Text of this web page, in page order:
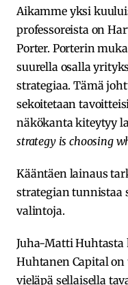
Aikamme yksi
professoreista on
Porter. Porterin
suurella osalla
strategiaa. Tämä
sekoitetaan
näkökanta kiteytyy
strategy is choosing
Kääntäen lainaus
strategian tunnistaa
valintoja.
Juha-Matti Huhtasta
Huhtanen Capital
vieläpä sellaisella